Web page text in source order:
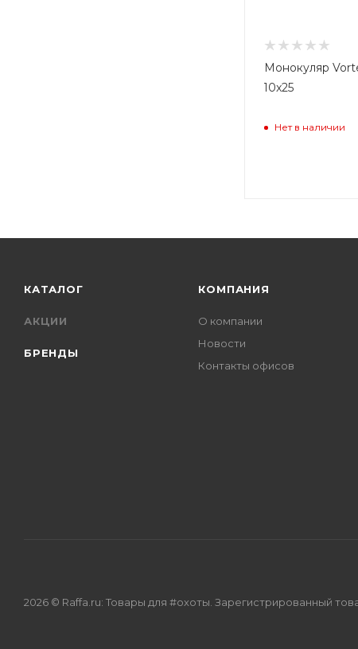
Монокуляр
10x25
Нет в наличии
КАТАЛОГ
АКЦИИ
БРЕНДЫ
КОМПАНИЯ
О компании
Новости
Контакты офисов
2026 © Raffa.ru: Товары для #охоты. Зарегистрированный